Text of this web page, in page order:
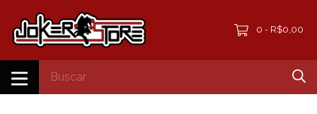
0 - R$0,00